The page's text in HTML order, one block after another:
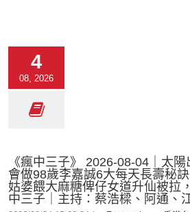
4
08, 2026
《瘋中三子》 2026-08-04｜太
會做98歲李嘉誠6大每天長壽秘
姑婆餵大麻糖俾仔女道升仙被拉
中三子｜主持：蔡浩樑、阿通、